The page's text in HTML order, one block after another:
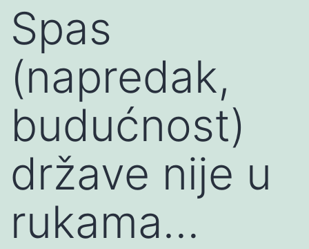
Spas
(napredak,
budućnost)
države nije u
rukama…